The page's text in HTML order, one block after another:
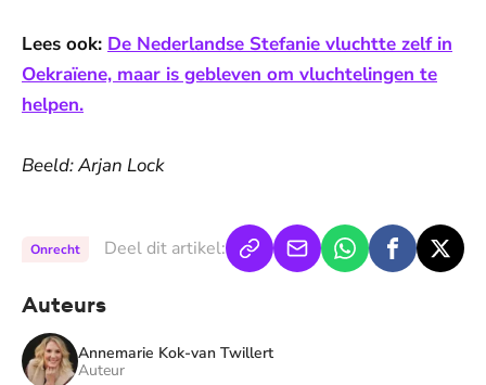
Lees ook: De Nederlandse Stefanie vluchtte zelf in
Oekraïene, maar is gebleven om vluchtelingen te
helpen.
Beeld: Arjan Lock
Onrecht Deel dit artikel:
Auteurs
Annemarie Kok-van Twillert
Auteur